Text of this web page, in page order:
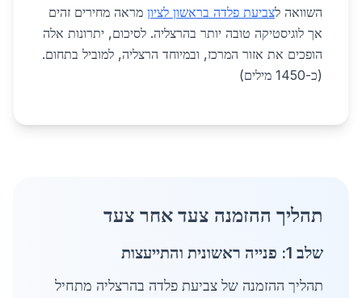
השוואה לצביעת פלדה בראשון לציון מראה מחירים זהים
אך לוגיסטיקה טובה יותר בהרצליה. לסיכום, יתרונות אלה
הופכים את אזור המרכז, ובמיוחד הרצליה, למוביל בתחום.
(כ-1450 מילים)
תהליך ההזמנה צעד אחר צעד
שלב 1: פנייה ראשונית והתייעצות
תהליך ההזמנה של צביעת פלדה בהרצליה מתחיל